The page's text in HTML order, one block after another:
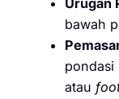
Urugan
bawah
pondasi
atau